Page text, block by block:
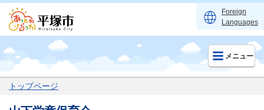
Foreign
Languages
メニュー
トップページ